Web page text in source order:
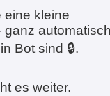
eine kleine
ganz
Bot sind 🔒.
es weiter.